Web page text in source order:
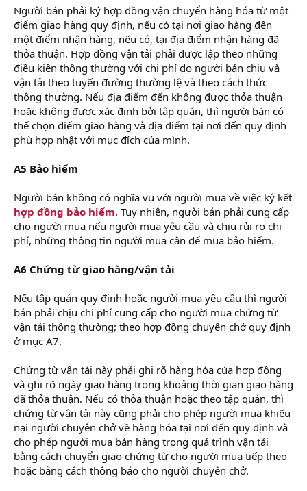
Người bán phải ký hợp đồng vận chuyển hàng hóa từ một
điểm giao hàng quy định, nếu có tại nơi giao hàng đến
một điểm nhận hàng, nếu có, tại địa điểm nhận hàng đã
thỏa thuận. Hợp đồng vận tải phải được lập theo những
điều kiện thông thường với chi phí do người bán chịu và
vận tải theo tuyến đường thường lệ và theo cách thức
thông thường. Nếu địa điểm đến không được thỏa thuận
hoặc không được xác định bởi tập quán, thì người bán có
thể chọn điểm giao hàng và địa điểm tại nơi đến quy định
phù hợp nhật với mục đích của mình.
A5 Bảo hiểm
Người bán không có nghĩa vụ với người mua về việc ký kết
hợp đồng bảo hiểm. Tuy nhiên, người bán phải cung cấp
cho người mua nếu người mua yêu cầu và chịu rủi ro chi
phí, những thông tin người mua cân để mua bảo hiểm.
A6 Chứng từ giao hàng/vận tải
Nếu tập quán quy định hoặc người mua yêu cầu thì người
bán phải chịu chi phí cung cấp cho người mua chứng từ
vận tải thông thường; theo hợp đồng chuyên chở quy định
ở mục A7.
Chứng từ vận tải này phải ghi rõ hàng hóa của hợp đồng
và ghi rõ ngày giao hàng trong khoảng thời gian giao hàng
đã thỏa thuận. Nếu có thỏa thuận hoặc theo tập quán, thì
chứng từ vận tải này cũng phải cho phép người mua khiếu
nại người chuyên chở về hàng hóa tại nơi đến quy định và
cho phép người mua bán hàng trong quá trình vận tải
bằng cách chuyển giao chứng từ cho người mua tiếp theo
hoặc bằng cách thông báo cho người chuyên chở.